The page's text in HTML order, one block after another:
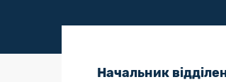
Начальник